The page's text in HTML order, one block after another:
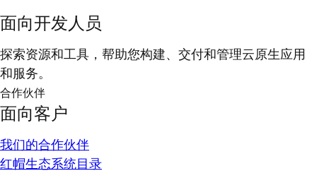
面向开发人员
探索资源和工具，帮助您构建、交付和管理云原生应用
和服务。
合作伙伴
面向客户
我们的合作伙伴
红帽生态系统目录